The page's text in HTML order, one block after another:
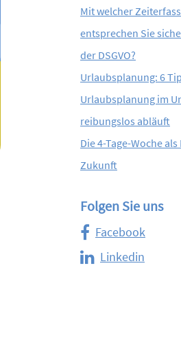
Mit welcher
entsprechen Sie
der DSGVO?
Urlaubsplanung: 6
Urlaubsplanung im
reibungslos abläuft
Die 4-Tage-Woche
Zukunft
Folgen Sie uns
Facebook
Linkedin